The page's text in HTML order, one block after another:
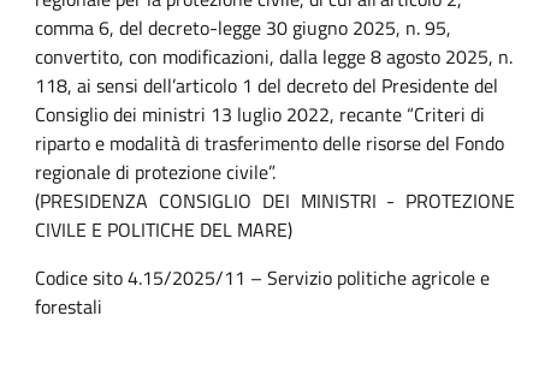
comma 6, del decreto-legge 30 giugno 2025, n. 95,
convertito, con modificazioni, dalla legge 8 agosto 2025, n.
118, ai sensi dell’articolo 1 del decreto del Presidente del
Consiglio dei ministri 13 luglio 2022, recante “Criteri di
riparto e modalità di trasferimento delle risorse del Fondo
regionale di protezione civile”.
(PRESIDENZA CONSIGLIO DEI MINISTRI - PROTEZIONE
CIVILE E POLITICHE DEL MARE)
Codice sito 4.15/2025/11 – Servizio politiche agricole e
forestali